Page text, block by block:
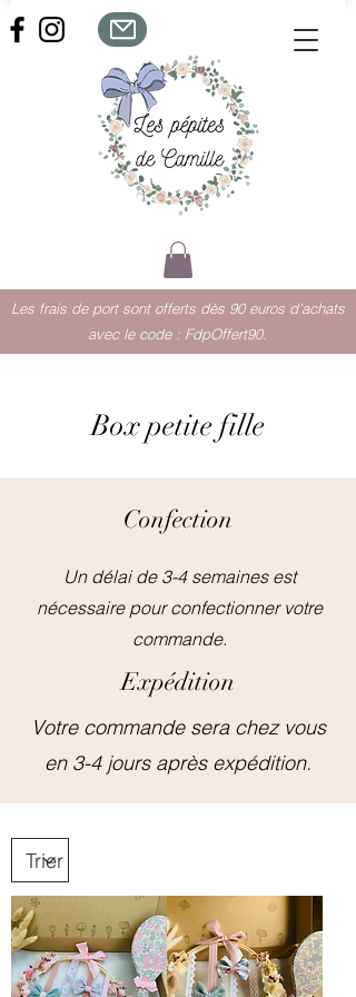
Les frais de port sont offerts dès 90 euros d'achats
avec le code : FdpOffert90.
Box petite fille
Confection
Un délai de 3-4 semaines est
nécessaire pour confectionner votre
commande.
Expédition
Votre commande sera chez vous
en 3-4 jours après expédition.